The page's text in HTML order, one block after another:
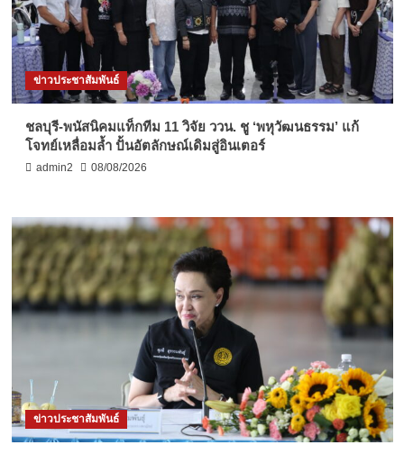
ข่าวประชาสัมพันธ์
ชลบุรี-พนัสนิคมแท็กทีม 11 วิจัย ววน. ชู ‘พหุวัฒนธรรม’ แก้
โจทย์เหลื่อมล้ำ ปั้นอัตลักษณ์เดิมสู่อินเตอร์
admin2 08/08/2026
ข่าวประชาสัมพันธ์